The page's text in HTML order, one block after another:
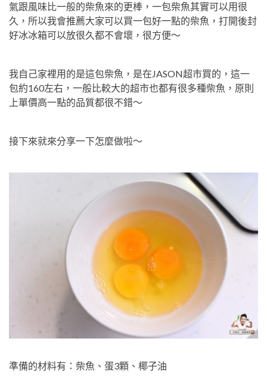
氣跟風味比一般的柴魚來的更棒，一包柴魚其實可以用很
久，所以我會推薦大家可以買一包好一點的柴魚，打開後封
好冰冰箱可以放很久都不會壞，很方便～
我自己家裡用的是這包柴魚，是在JASON超市買的，這一
包約160左右，一般比較大的超市也都有很多種柴魚，原則
上單價高一點的品質都很不錯～
接下來就來分享一下怎麼做啦～
準備的材料有：柴魚、蛋3顆、椰子油